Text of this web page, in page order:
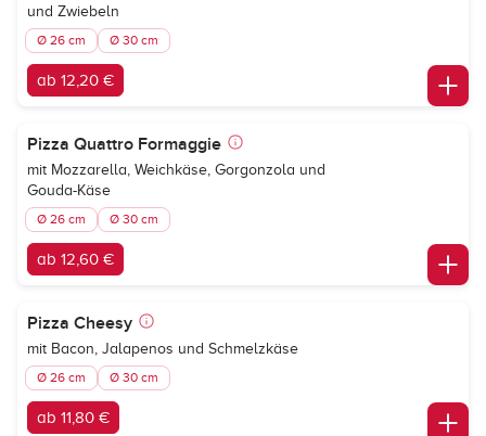
und Zwiebeln
Ø 26 cm Ø 30 cm
ab 12,20 €
Pizza Quattro Formaggie
mit Mozzarella, Weichkäse, Gorgonzola und
Gouda-Käse
Ø 26 cm Ø 30 cm
ab 12,60 €
Pizza Cheesy
mit Bacon, Jalapenos und Schmelzkäse
Ø 26 cm Ø 30 cm
ab 11,80 €